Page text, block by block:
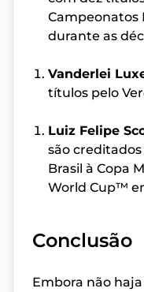
Campeonatos
durante as
Vanderlei
títulos pelo
Luiz Felipe
são
Brasil à Copa
World Cup™
Conclusão
Embora não